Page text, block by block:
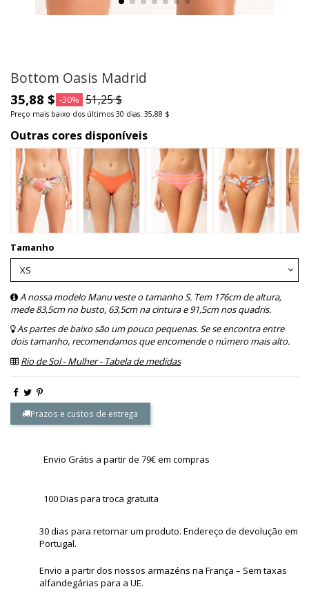
Bottom Oasis Madrid
35,88 $ -30% 51,25 $
Preço mais baixo dos últimos 30 dias: 35,88 $
Outras cores disponíveis
Tamanho
A nossa modelo Manu veste o tamanho S. Tem 176cm de altura,
mede 83,5cm no busto, 63,5cm na cintura e 91,5cm nos quadris.
As partes de baixo são um pouco pequenas. Se se encontra entre
dois tamanho, recomendamos que encomende o número mais alto.
Rio de Sol - Mulher - Tabela de medidas
Prazos e custos de entrega
Envio Grátis a partir de 79€ em compras
100 Dias para troca gratuita
30 dias para retornar um produto. Endereço de devolução em
Portugal.
Envio a partir dos nossos armazéns na França – Sem taxas
alfandegárias para a UE.